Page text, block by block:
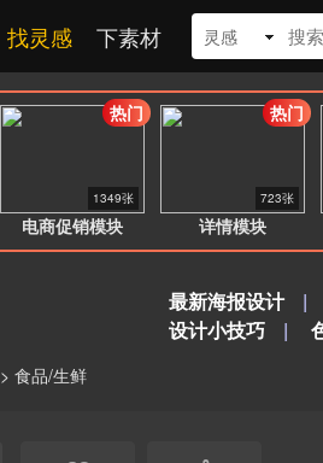
找灵感 下素材 灵感
电商促销模块
1349张
热门
详情模块
723张
热门
最新海报设计
|
设计小技巧
|
> 食品/生鲜